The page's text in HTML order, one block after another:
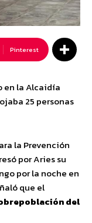
Pinterest
en la Alcaidía
25 personas
la Prevención
por Aries su
por la noche en
que el
del